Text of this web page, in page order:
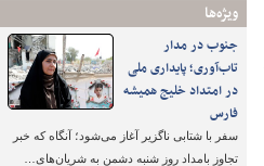
ویژه‌ها
جنوب در مدار
تاب‌آوری؛ پایداری ملی
در امتداد خلیج همیشه
فارس
سفر با شتابی ناگزیر آغاز می‌شود؛ آنگاه که خبر
تجاوز بامداد روز شنبه دشمن به شریان‌های…